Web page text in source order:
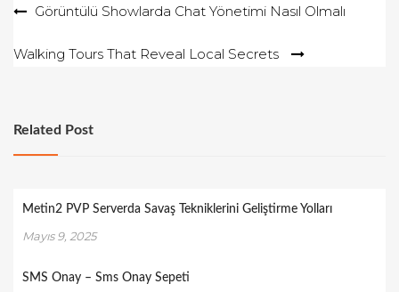
YazıGörüntülü Showlarda Chat Yönetimi Nasıl Olmalı
Walking Tours That Reveal Local Secrets
Related Post
Metin2 PVP Serverda Savaş Tekniklerini Geliştirme Yolları
Mayıs 9, 2025
SMS Onay – Sms Onay Sepeti